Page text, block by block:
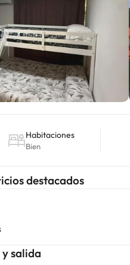
Habitaciones
Bien
destacados
salida